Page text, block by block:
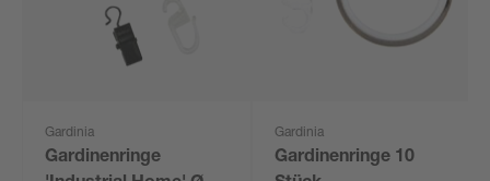
Gardinia
Gardinenringe
Gardinia
Gardinenringe 10